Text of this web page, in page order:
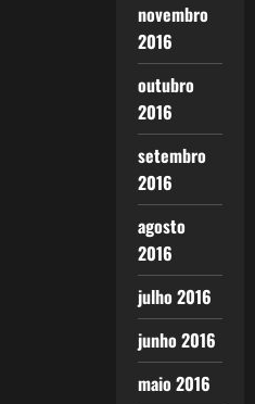
novembro
2016
outubro
2016
setembro
2016
agosto
2016
julho 2016
junho 2016
maio 2016